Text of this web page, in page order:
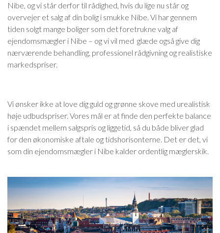
Nibe, og vi står derfor til rådighed, hvis du lige nu står og
overvejer et salg af din bolig i smukke Nibe. Vi har gennem
tiden solgt mange boliger som det foretrukne valg af
ejendomsmægler i Nibe – og vi vil med glæde også give dig
nærværende behandling, professionel rådgivning og realistiske
markedspriser.
Vi ønsker ikke at love dig guld og grønne skove med urealistisk
høje udbudspriser. Vores mål er at finde den perfekte balance
i spændet mellem salgspris og liggetid, så du både bliver glad
for den økonomiske aftale og tidshorisonterne. Det er det, vi
som din ejendomsmægler i Nibe kalder ordentlig mæglerskik.